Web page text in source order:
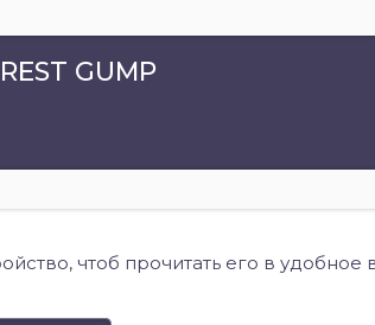
GUMP
чтоб прочитать его в